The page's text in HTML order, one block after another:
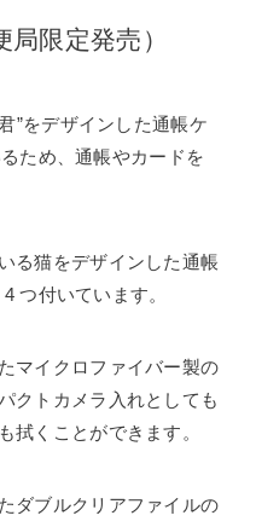
限定発売）
”をデザインした通帳ケ
ため、通帳やカードを
る猫をデザインした通帳
つ付いています。
マイクロファイバー製の
クトカメラ入れとしても
拭くことができます。
ダブルクリアファイルの